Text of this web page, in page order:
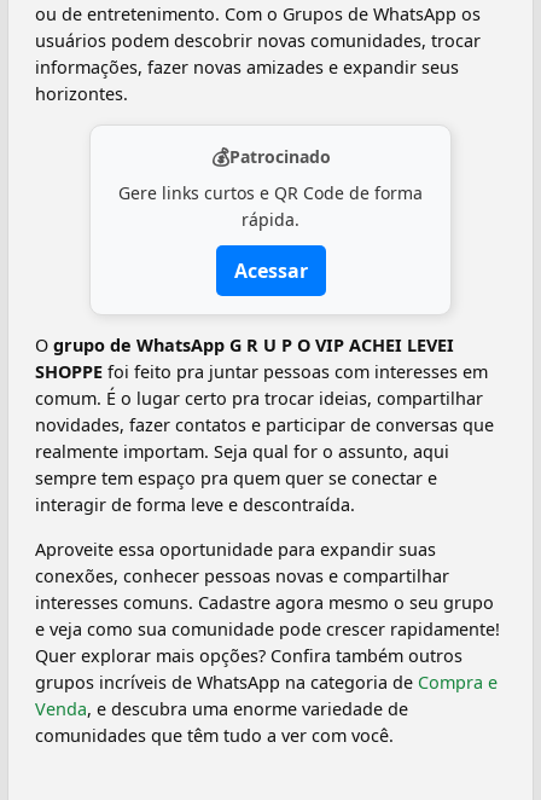
ou de entretenimento. Com o Grupos de WhatsApp os
usuários podem descobrir novas comunidades, trocar
informações, fazer novas amizades e expandir seus
horizontes.
💰Patrocinado
Gere links curtos e QR Code de forma
rápida.
Acessar
O grupo de WhatsApp G R U P O VIP ACHEI LEVEI
SHOPPE foi feito pra juntar pessoas com interesses em
comum. É o lugar certo pra trocar ideias, compartilhar
novidades, fazer contatos e participar de conversas que
realmente importam. Seja qual for o assunto, aqui
sempre tem espaço pra quem quer se conectar e
interagir de forma leve e descontraída.
Aproveite essa oportunidade para expandir suas
conexões, conhecer pessoas novas e compartilhar
interesses comuns. Cadastre agora mesmo o seu grupo
e veja como sua comunidade pode crescer rapidamente!
Quer explorar mais opções? Confira também outros
grupos incríveis de WhatsApp na categoria de Compra e
Venda, e descubra uma enorme variedade de
comunidades que têm tudo a ver com você.